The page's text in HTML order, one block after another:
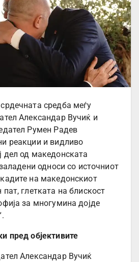
средба меѓу
Александар Вучиќ и
Румен Радев
реакции и видливо
дел од македонската
односи со источниот
на македонскиот
пат, глетката на блискост
за многумина дојде
пред објективите
Александар Вучиќ